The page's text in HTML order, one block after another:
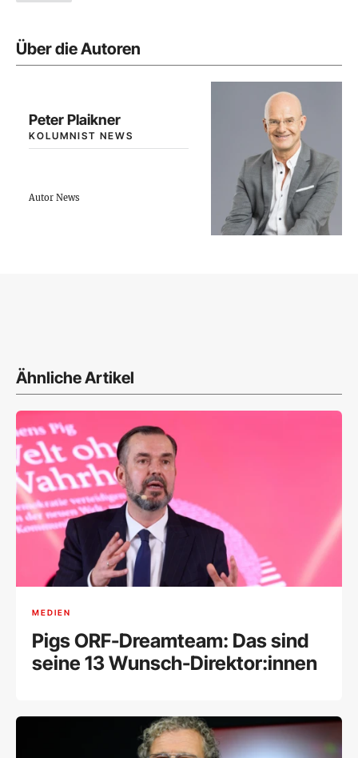
Über die Autoren
Peter Plaikner
KOLUMNIST NEWS
Autor News
Ähnliche Artikel
MEDIEN
Pigs ORF-Dreamteam: Das sind
seine 13 Wunsch-Direktor:innen